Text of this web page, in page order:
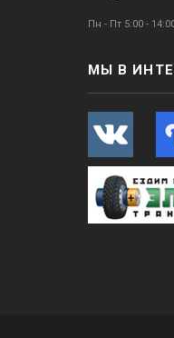
Пн - Пт 5:00 -
МЫ В